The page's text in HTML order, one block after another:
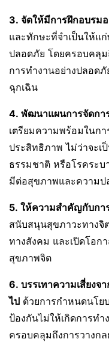
3. จัดให้มีการฝึกอบรม
และทักษะที่จำเป็นให้แ
ปลอดภัย โดยครอบคลุ
การทำงานอย่างปลอด
ฉุกเฉิน
4. พัฒนาแผนการจัดกา
เตรียมความพร้อมในก
ประสิทธิภาพ ไม่ว่าจะเ
ธรรมชาติ หรือโรคระบ
มีต่อสุขภาพและความป
5. ให้ความสำคัญกับกา
สนับสนุนสุขภาวะทางจิ
ทางสังคม และเปิดโอก
สุขภาพจิต
6. บรรเทาความเสี่ยงจ
ไป ด้วยการกำหนดนโย
ป้องกันไม่ให้เกิดการทำ
ครอบคลุมถึงการวางก